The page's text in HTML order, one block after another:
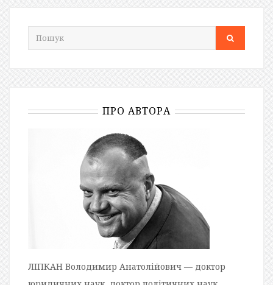
ПРО АВТОРА
ЛІПКАН Володимир Анатолійович — доктор